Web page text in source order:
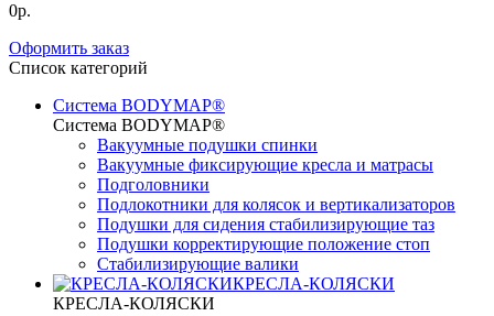
0р.
Оформить заказ
Список категорий
Система BODYMAP®
Система BODYMAP®
Вакуумные подушки спинки
Вакуумные фиксирующие кресла и матрасы
Подголовники
Подлокотники для колясок и вертикализаторов
Подушки для сидения стабилизирующие таз
Подушки корректирующие положение стоп
Стабилизирующие валики
КРЕСЛА-КОЛЯСКИ
КРЕСЛА-КОЛЯСКИ